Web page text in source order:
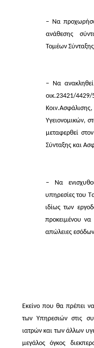
– Να
ανάθεσης
Τομέων
– Να
οικ.23421/4429/
Υγειονομικών,
μεταφερθεί
Σύνταξης και
– Να
υπηρεσίες του
ιδίως των
προκειμένου
απώλειες
Εκείνο που θα πρέπει
των Υπηρεσιών στις
ιατρών και των άλλων
μεγάλος όγκος